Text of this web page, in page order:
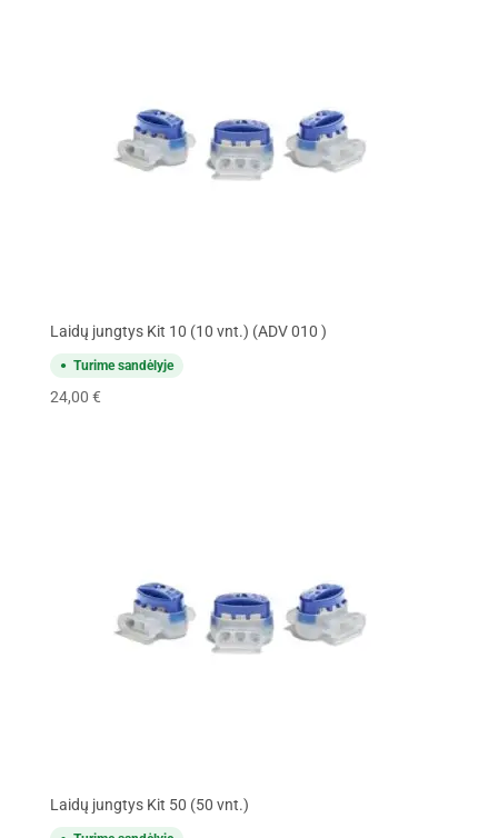
Laidų jungtys Kit 10 (10 vnt.) (ADV 010 )
Turime sandėlyje
24,00 €
Laidų jungtys Kit 50 (50 vnt.)